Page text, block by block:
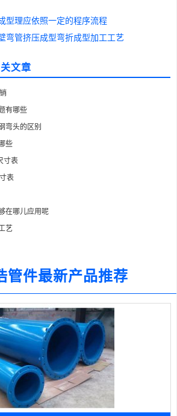
型理应依照一定的程序流程
弯管挤压成型弯折成型加工工艺
文章
有哪些
弯头的区别
些
寸表
表
在哪儿应用呢
艺
管件最新产品推荐